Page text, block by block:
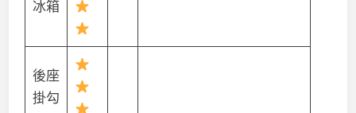
冰箱
後座
掛勾